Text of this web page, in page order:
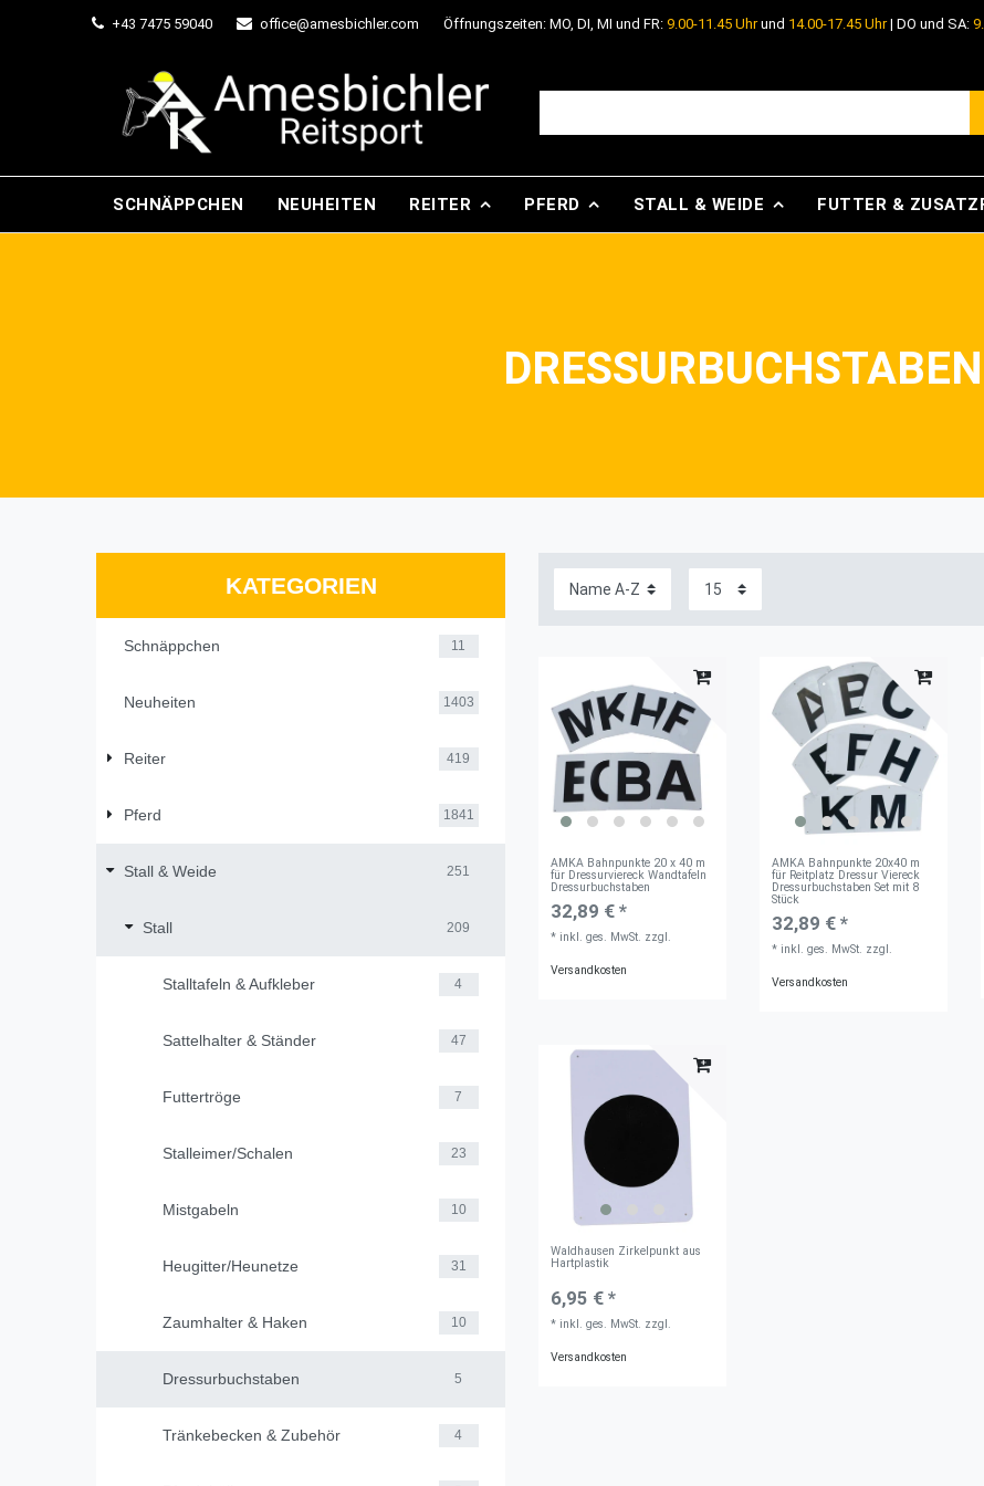
+43 7475 59040 office@amesbichler.com Öffnungszeiten: MO, DI, MI und FR: 9.00-11.45 Uhrund 14.00-17.45 Uhr| DO und SA:
SCHNÄPPCHEN NEUHEITEN REITER PFERD STALL & WEIDE FUTTER &
DRESSURBUCHSTABEN
KATEGORIEN
Schnäppchen 11
Neuheiten 1403
Reiter 419
Pferd 1841
Stall & Weide 251
Stall 209
Stalltafeln & Aufkleber 4
Sattelhalter & Ständer 47
Futtertröge 7
Stalleimer/Schalen 23
Mistgabeln 10
Heugitter/Heunetze 31
Zaumhalter & Haken 10
Dressurbuchstaben 5
Tränkebecken & Zubehör 4
AMKA Bahnpunkte 20 x 40 m
für Dressurviereck Wandtafeln
Dressurbuchstaben
32,89 € *
* inkl. ges. MwSt. zzgl.
Versandkosten
AMKA Bahnpunkte 20x40 m
für Reitplatz Dressur Viereck
Dressurbuchstaben Set mit 8
Stück
32,89 € *
* inkl. ges. MwSt. zzgl.
Versandkosten
Waldhausen Zirkelpunkt aus
Hartplastik
6,95 € *
* inkl. ges. MwSt. zzgl.
Versandkosten